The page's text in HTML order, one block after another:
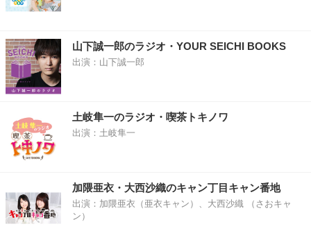
山下誠一郎のラジオ・YOUR SEICHI BOOKS
出演：山下誠一郎
土岐隼一のラジオ・喫茶トキノワ
出演：土岐隼一
加隈亜衣・大西沙織のキャン丁目キャン番地
出演：加隈亜衣（亜衣キャン）、大西沙織 （さおキャ
ン）